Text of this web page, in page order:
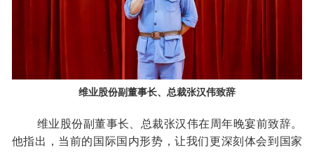
维业股份副董事长、总裁张汉伟致辞
维业股份副董事长、总裁张汉伟在周年晚宴前致辞。
他指出，当前的国际国内形势，让我们更深刻体会到国家